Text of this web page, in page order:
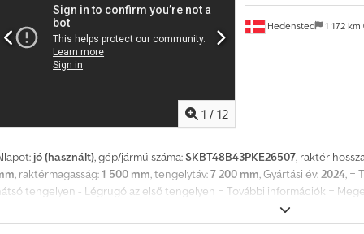
1 / 12
Hedensted 1 172 km
jó (használt), gép/jármű száma:SKBT48B43PKE26507, raktér
, raktérmagasság:1 500 mm, tengelytáv:7 200 mm, Gyártási év:2024, =
tengelyen - Légrugó az első tengelyen = További információk =
8000 kg Műszaki állapot: jó Külső állapot: jó Első gumik állapota:
Alzja Első gumik mérete: 385/65 R 22,5 Hátsó gumik mérete: 385/65 R